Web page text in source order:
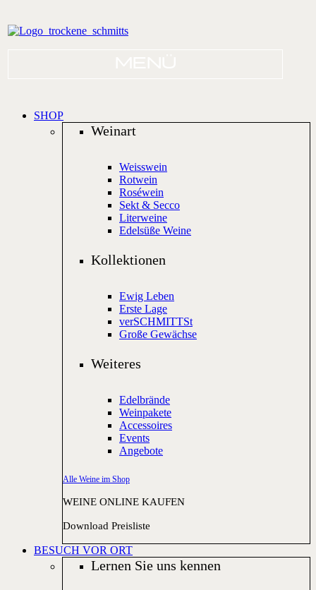
SHOP
Weinart
Weisswein
Rotwein
Roséwein
Sekt & Secco
Literweine
Edelsüße Weine
Kollektionen
Ewig Leben
Erste Lage
verSCHMITTSt
Große Gewächse
Weiteres
Edelbrände
Weinpakete
Accessoires
Events
Angebote
Alle Weine im Shop
WEINE ONLINE KAUFEN
Download Preisliste
BESUCH VOR ORT
Lernen Sie uns kennen